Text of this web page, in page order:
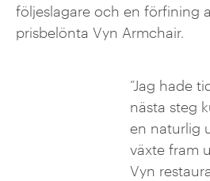
följeslagare och en förfining
prisbelönta Vyn Armchair.
”Jag hade
nästa steg
en naturlig
växte fram
Vyn